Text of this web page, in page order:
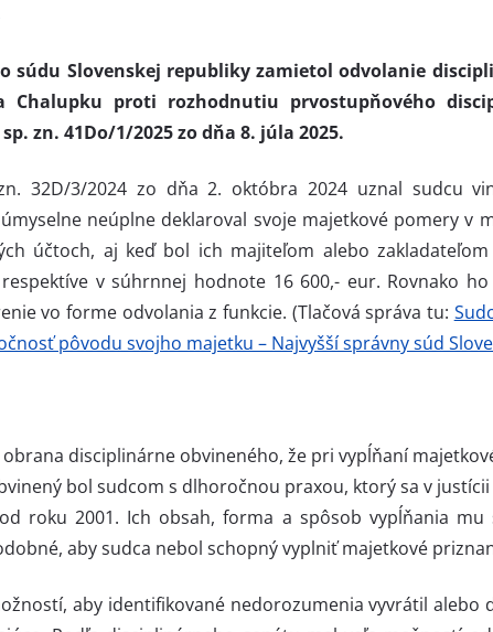
súdu Slovenskej republiky zamietol odvolanie
proti rozhodnutiu prvostupňového
zn. 41Do/1/2025 zo dňa 8. júla 2025.
32D/3/2024 zo dňa 2. októbra 2024 uznal sudcu
neúplne deklaroval svoje majetkové pomery v
účtoch, aj keď bol ich majiteľom alebo
v súhrnnej hodnote 16 600,- eur. Rovnako
vo forme odvolania z funkcie. (Tlačová správa tu:
pôvodu svojho majetku – Najvyšší správny súd
disciplinárne obvineného, že pri vypĺňaní
bol sudcom s dlhoročnou praxou, ktorý sa v
roku 2001. Ich obsah, forma a spôsob vypĺňania
aby sudca nebol schopný vyplniť majetkové
aby identifikované nedorozumenia vyvrátil alebo